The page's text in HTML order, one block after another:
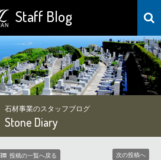
Staff Blog
石材事業のスタッフブログ
Stone Diary
投稿の一覧へ戻る 次の投稿へ